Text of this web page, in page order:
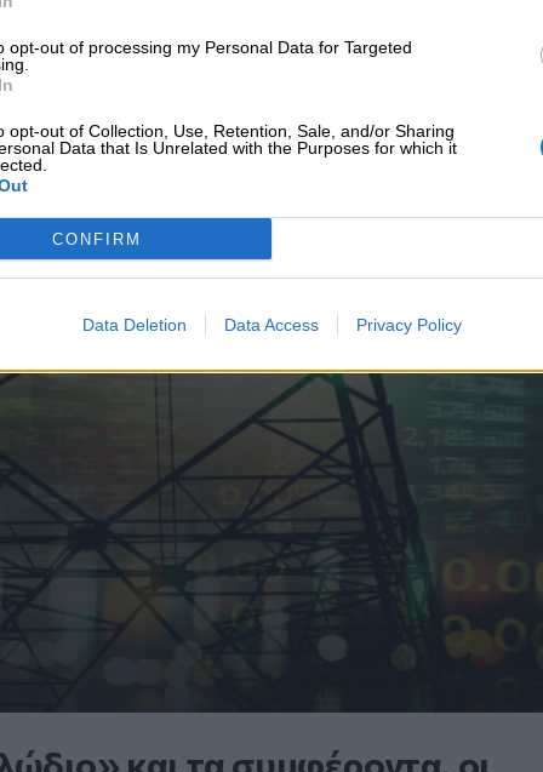
opt-out of processing my Personal Data for Targeted
opt-out of Collection, Use, Retention, Sale, and/or Sharing
Data that Is Unrelated with the Purposes for which it
CONFIRM
Data Deletion Data Access Privacy Policy
ροή